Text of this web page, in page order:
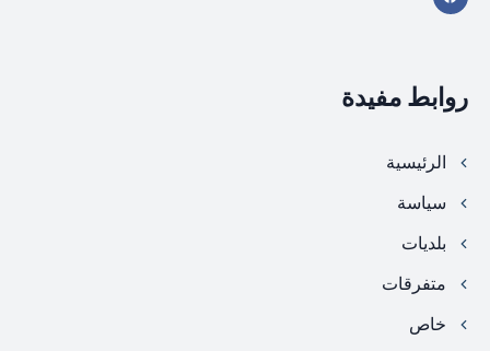
روابط مفيدة
الرئيسية
سياسة
بلديات
متفرقات
خاص